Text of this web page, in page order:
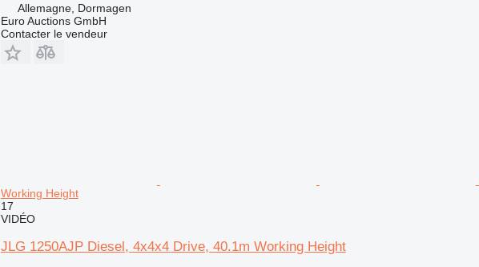
Allemagne, Dormagen
Euro Auctions GmbH
Contacter le vendeur
Working Height
17
VIDÉO
JLG 1250AJP Diesel, 4x4x4 Drive, 40.1m Working Height